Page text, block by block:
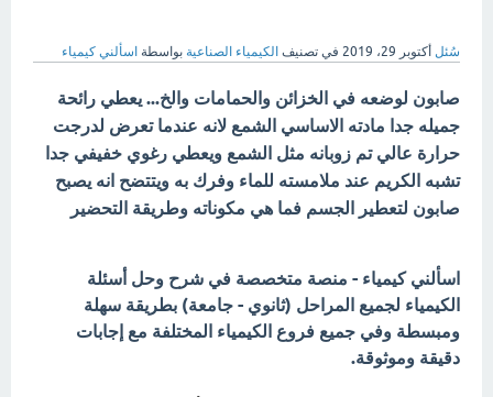
سُئل أكتوبر 29، 2019 في تصنيف الكيمياء الصناعية بواسطة اسألني كيمياء
صابون لوضعه في الخزائن والحمامات والخ... يعطي رائحة
جميله جدا مادته الاساسي الشمع لانه عندما تعرض لدرجت
حرارة عالي تم زوبانه مثل الشمع ويعطي رغوي خفيفي جدا
تشبه الكريم عند ملامسته للماء وفرك به ويتتضح انه يصبح
صابون لتعطير الجسم فما هي مكوناته وطريقة التحضير
اسألني كيمياء - منصة متخصصة في شرح وحل أسئلة
الكيمياء لجميع المراحل (ثانوي - جامعة) بطريقة سهلة
ومبسطة وفي جميع فروع الكيمياء المختلفة مع إجابات
دقيقة وموثوقة.